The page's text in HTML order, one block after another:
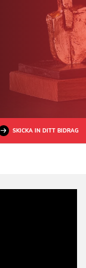
SKICKA IN DITT BIDRAG